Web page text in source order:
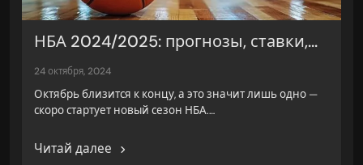
НБА 2024/2025: прогнозы, ставки,...
24 октября, 2024
Октябрь близится к концу, а это значит лишь одно —
скоро стартует новый сезон НБА.…
Читай далее